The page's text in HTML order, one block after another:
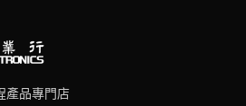
產品專門店